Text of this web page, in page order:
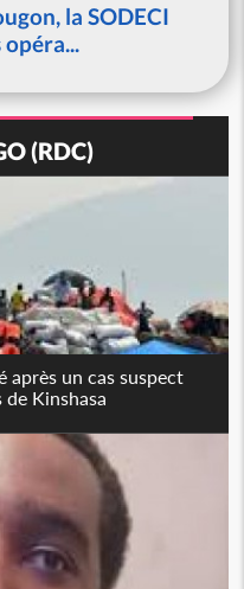
la SODECI
(RDC)
après un cas suspect
Kinshasa